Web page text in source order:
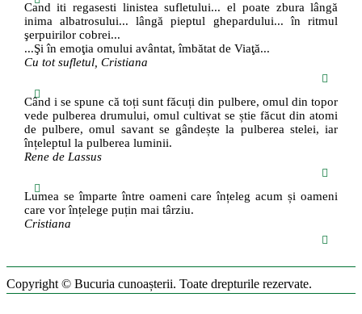
Cand iti regasesti linistea sufletului... el poate zbura lângă
inima albatrosului... lângă pieptul ghepardului... în ritmul
şerpuirilor cobrei...
...Şi în emoţia omului avântat, îmbătat de Viaţă...
Cu tot sufletul, Cristiana
Când i se spune că toți sunt făcuți din pulbere, omul din topor
vede pulberea drumului, omul cultivat se știe făcut din atomi
de pulbere, omul savant se gândește la pulberea stelei, iar
înțeleptul la pulberea luminii.
Rene de Lassus
Lumea se împarte între oameni care înțeleg acum și oameni
care vor înțelege puțin mai târziu.
Cristiana
Copyright © Bucuria cunoașterii. Toate drepturile rezervate.